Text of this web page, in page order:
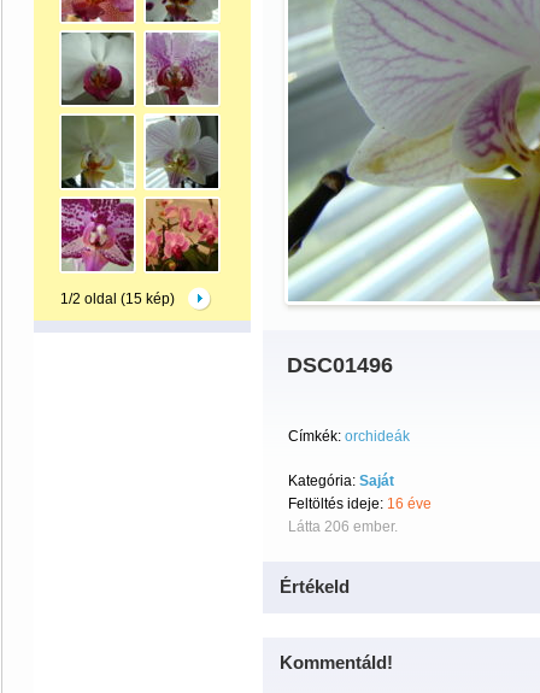
1/2 oldal (15 kép)
DSC01496
Címkék: orchideák
Kategória: Saját
Feltöltés ideje: 16 éve
Látta 206 ember.
Értékeld
Kommentáld!